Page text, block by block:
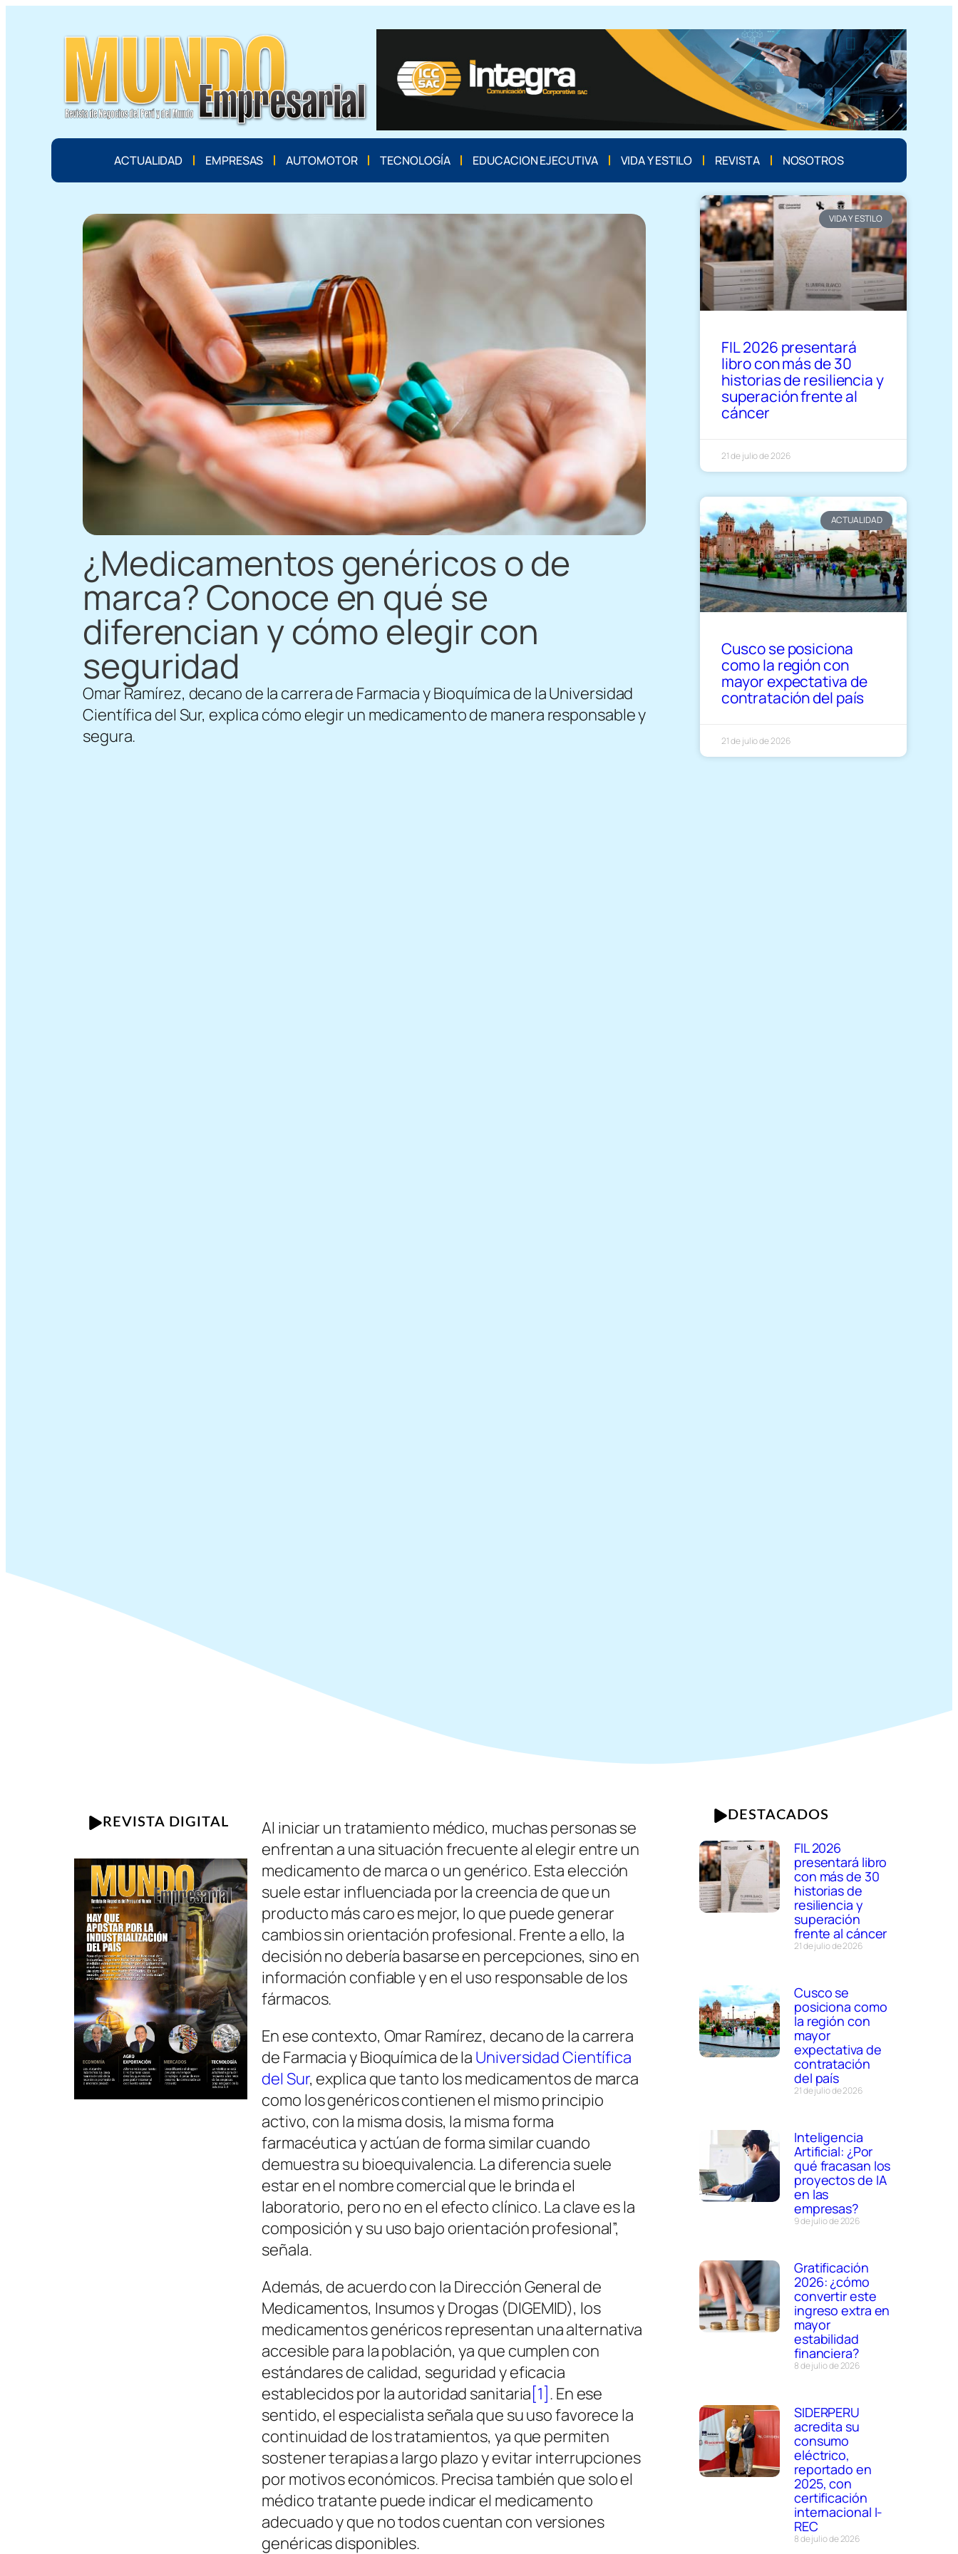
ACTUALIDAD EMPRESAS AUTOMOTOR TECNOLOGÍA EDUCACION EJECUTIVA VIDA Y ESTILO REVISTA NOSOTROS
¿Medicamentos genéricos o de
marca? Conoce en qué se
diferencian y cómo elegir con
seguridad
Omar Ramírez, decano de la carrera de Farmacia y Bioquímica de la Universidad
Científica del Sur, explica cómo elegir un medicamento de manera responsable y
segura.
VIDA Y ESTILO
FIL 2026 presentará
libro con más de 30
historias de resiliencia y
superación frente al
cáncer
21 de julio de 2026
ACTUALIDAD
Cusco se posiciona
como la región con
mayor expectativa de
contratación del país
21 de julio de 2026
REVISTA DIGITAL
Al iniciar un tratamiento médico, muchas personas se
enfrentan a una situación frecuente al elegir entre un
medicamento de marca o un genérico. Esta elección
suele estar influenciada por la creencia de que un
producto más caro es mejor, lo que puede generar
cambios sin orientación profesional. Frente a ello, la
decisión no debería basarse en percepciones, sino en
información confiable y en el uso responsable de los
fármacos.
En ese contexto, Omar Ramírez, decano de la carrera
de Farmacia y Bioquímica de la Universidad Científica
del Sur, explica que tanto los medicamentos de marca
como los genéricos contienen el mismo principio
activo, con la misma dosis, la misma forma
farmacéutica y actúan de forma similar cuando
demuestra su bioequivalencia. La diferencia suele
estar en el nombre comercial que le brinda el
laboratorio, pero no en el efecto clínico. La clave es la
composición y su uso bajo orientación profesional”,
señala.
Además, de acuerdo con la Dirección General de
Medicamentos, Insumos y Drogas (DIGEMID), los
medicamentos genéricos representan una alternativa
accesible para la población, ya que cumplen con
estándares de calidad, seguridad y eficacia
establecidos por la autoridad sanitaria[1]. En ese
sentido, el especialista señala que su uso favorece la
continuidad de los tratamientos, ya que permiten
sostener terapias a largo plazo y evitar interrupciones
por motivos económicos. Precisa también que solo el
médico tratante puede indicar el medicamento
adecuado y que no todos cuentan con versiones
genéricas disponibles.
DESTACADOS
FIL 2026
presentará libro
con más de 30
historias de
resiliencia y
superación
frente al cáncer
21 de julio de 2026
Cusco se
posiciona como
la región con
mayor
expectativa de
contratación
del país
21 de julio de 2026
Inteligencia
Artificial: ¿Por
qué fracasan los
proyectos de IA
en las
empresas?
9 de julio de 2026
Gratificación
2026: ¿cómo
convertir este
ingreso extra en
mayor
estabilidad
financiera?
8 de julio de 2026
SIDERPERU
acredita su
consumo
eléctrico,
reportado en
2025, con
certificación
internacional I-
REC
8 de julio de 2026